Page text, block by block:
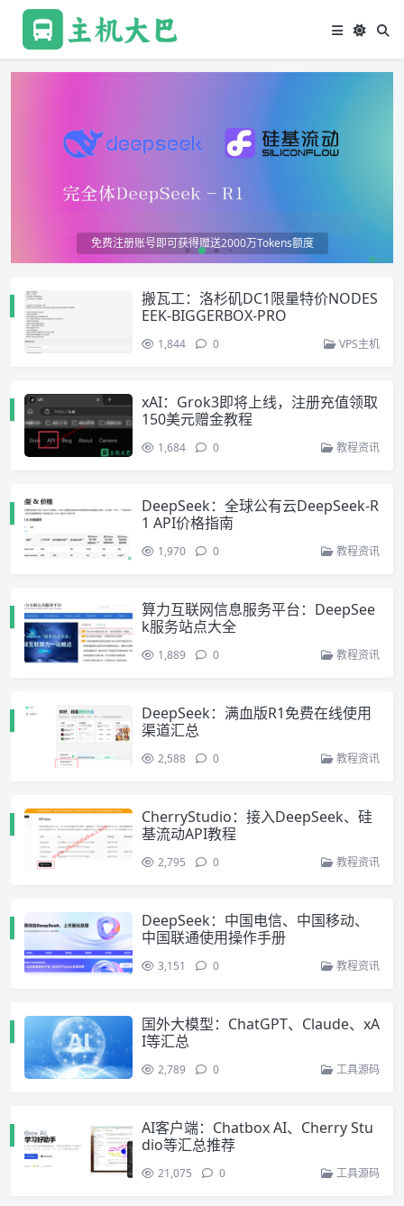
免费注册账号即可获得赠送2000万Tokens额度
搬瓦工：洛杉矶DC1限量特价NODES
EEK-BIGGERBOX-PRO
1,844 0 VPS主机
xAI：Grok3即将上线，注册充值领取
150美元赠金教程
1,684 0 教程资讯
DeepSeek：全球公有云DeepSeek-R
1 API价格指南
1,970 0 教程资讯
算力互联网信息服务平台：DeepSee
k服务站点大全
1,889 0 教程资讯
DeepSeek：满血版R1免费在线使用
渠道汇总
2,588 0 教程资讯
CherryStudio：接入DeepSeek、硅
基流动API教程
2,795 0 教程资讯
DeepSeek：中国电信、中国移动、
中国联通使用操作手册
3,151 0 教程资讯
国外大模型：ChatGPT、Claude、xA
I等汇总
2,789 0 工具源码
AI客户端：Chatbox AI、Cherry Stu
dio等汇总推荐
21,075 0 工具源码